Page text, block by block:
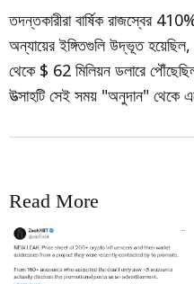
তদন্তকারীরা বার্ষিক রাজস্বের
অন্যায়ের ইঙ্গিতগুলি উদ্ভূত
থেকে $ 62 মিলিয়ন ডলারে
উত্সাহটি সেই সময় "অনুদান" থেকে
Read More